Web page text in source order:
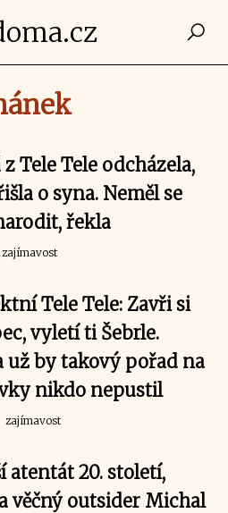
Tele Tele odcházela,
o syna. Neměl se
řekla
zajímavost
Tele Tele: Zavři si
vyletí ti Šebrle.
už by takový pořad na
nikdo nepustil
zajímavost
atentát 20. století,
věčný outsider Michal